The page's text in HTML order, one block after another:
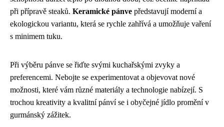
při přípravě steaků. Keramické pánve představují moderní a
ekologickou variantu, která se rychle zahřívá a umožňuje vaření
s minimem tuku.
Při výběru pánve se řiďte svými kuchařskými zvyky a
preferencemi. Nebojte se experimentovat a objevovat nové
možnosti, které vám různé materiály a technologie nabízejí. S
trochou kreativity a kvalitní pánví se i obyčejné jídlo promění v
gurmánský zážitek.